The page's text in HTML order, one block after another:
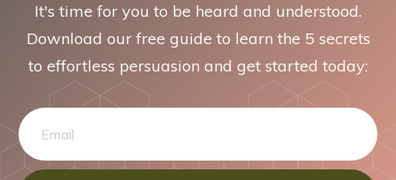
It's time for you to be heard and understood.
Download our free guide to learn the 5 secrets
to effortless persuasion and get started today: